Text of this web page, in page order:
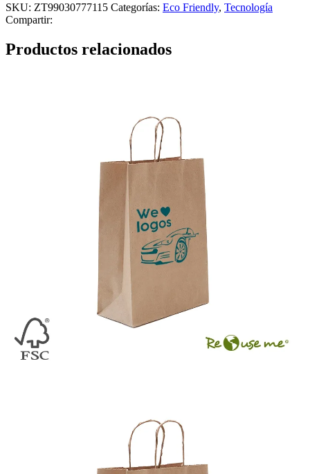
SKU: ZT99030777115 Categorías: Eco Friendly, Tecnología
Compartir:
Productos relacionados